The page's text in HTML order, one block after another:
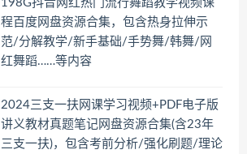
198G抖音网红热门流行舞蹈教学视频课
程百度网盘资源合集，包含热身拉伸示
范/分解教学/新手基础/手势舞/韩舞/网
红舞蹈……等内容
2024三支一扶网课学习视频+PDF电子版
讲义教材真题笔记网盘资源合集(含23年
三支一扶)，包含考前分析/强化刷题/理论